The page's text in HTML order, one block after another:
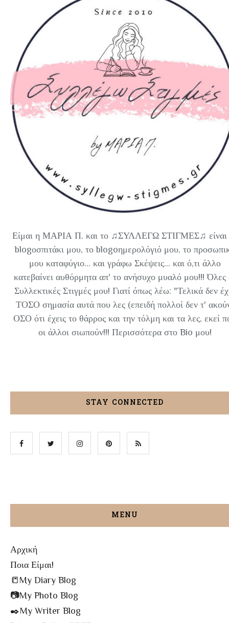
Είμαι η ΜΑΡΙΑ Π. και το ♫ΣΥΛΛΕΓΩ ΣΤΙΓΜΕΣ♫ είναι
blogοσπιτάκι μου, το blogoημερολόγιό μου, το
μου καταφύγιο... και γράφω Σκέψεις... και ό,τι άλλο
κατεβαίνει αυθόρμητα απ' το ανήσυχο μυαλό μου!!! Όλες
Συλλεκτικές Στιγμές μου! Γιατί όπως λέω: "Τελικά δεν
ΤΟΣΟ σημασία αυτά που λες (επειδή πολλοί δεν τ'
ΟΣΟ ότι έχεις το θάρρος και την τόλμη και τα λες, εκεί
οι άλλοι σιωπούν!!! Περισσότερα στο Bio μου!
STAY CONNECTED
MENU
Αρχική
Ποια Είμαι!
📒My Diary Blog
📷My Photo Blog
✒️My Writer Blog